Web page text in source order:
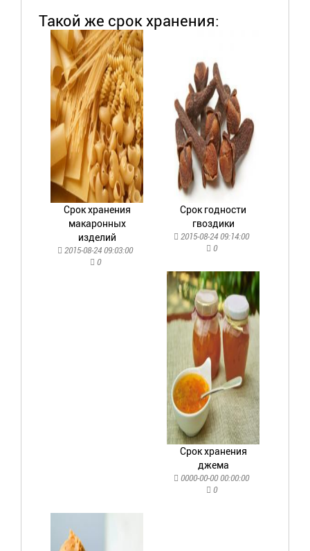
Такой же срок хранения:
Срок хранения
макаронных
изделий
2015-08-24 09:03:00
0
Срок годности
гвоздики
2015-08-24 09:14:00
0
Срок хранения
джема
0000-00-00 00:00:00
0